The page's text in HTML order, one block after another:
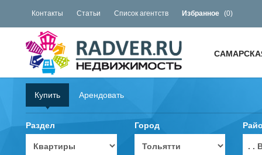
Контакты Статьи Список агентств Избранное (0)
Купить Арендовать
Раздел Город
. .